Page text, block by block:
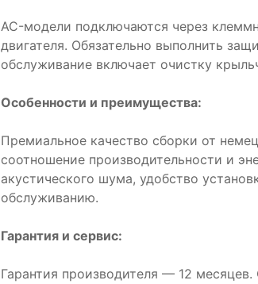
AC-модели подключаются через
двигателя. Обязательно выполнить
обслуживание включает очистку
Особенности и преимущества:
Премиальное качество сборки от
соотношение производительности и
акустического шума, удобство
обслуживанию.
Гарантия и сервис:
Гарантия производителя — 12